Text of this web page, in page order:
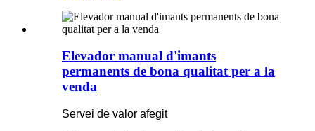
Elevador manual d'imants
permanents de bona qualitat per a la
venda
Servei de valor afegit